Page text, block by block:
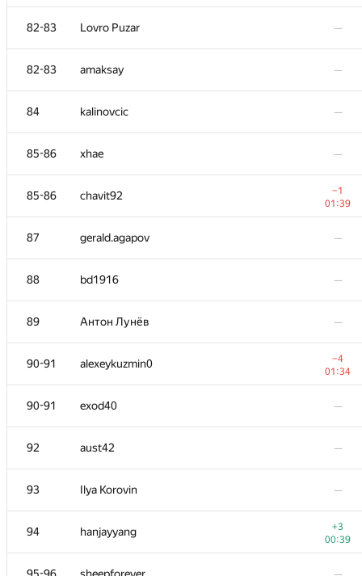
82-83 Lovro Puzar —
82-83 amaksay —
84 kalinovcic —
85-86 xhae —
85-86 chavit92
−1
01:39
87 gerald.agapov —
88 bd1916 —
89 Антон Лунёв —
90-91 alexeykuzmin0
−4
01:34
90-91 exod40 —
92 aust42 —
93 Ilya Korovin —
94 hanjayyang
+3
00:39
63-65 White_Bear
66 yefllower
67 seanwu
68 AndreySiunov
69-70 winger —
69-70 akhtyamovpavel
71 caustique
01:32
72-73 DDD BBB
72-73 ACube
−1
01:39
74 x-spectrum
75 eldar-bogdanov
00:42
76 thinfaifai
01:37
77 romanandreev
−4
01:24
78 dzhulgakov